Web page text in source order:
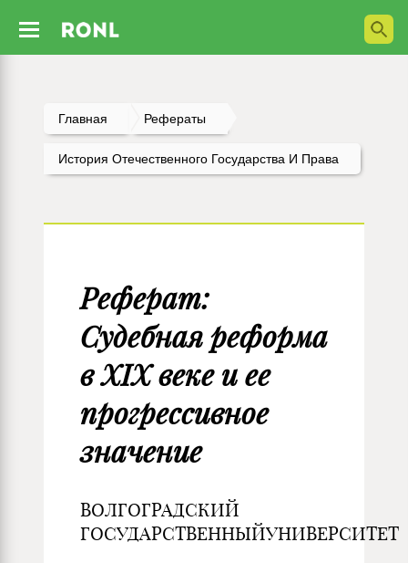
Главная Рефераты
История Отечественного Государства И Права
Реферат:
Судебная реформа
в XIX веке и ее
прогрессивное
значение
ВОЛГОГРАДСКИЙ
ГОСУДАРСТВЕННЫЙУНИВЕРСИТЕТ